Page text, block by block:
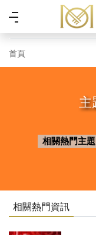
Skip to main content
首頁
主
相關熱門主題
相關熱門資訊